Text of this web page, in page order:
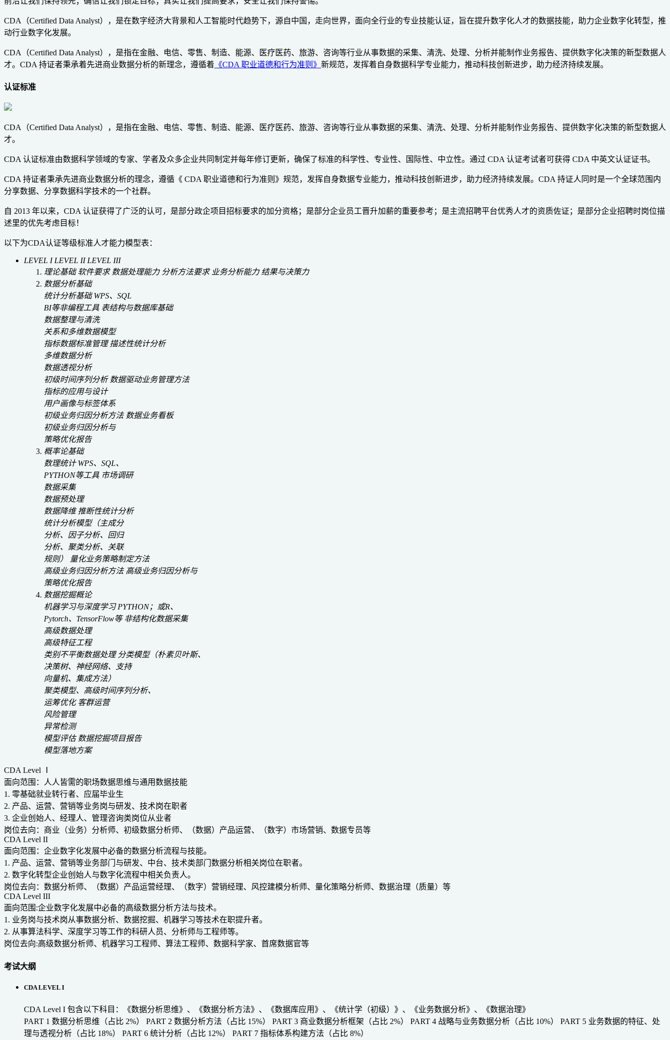
CDA（Certified Data Analyst），是在数字经济大背景和人工智能时代趋势下，源自中国，走向世界，面向全行业的专业技能认证，旨在提升数字化人才的数据技能，助力企业数字化转型，推
动行业数字化发展。
CDA（Certified Data Analyst），是指在金融、电信、零售、制造、能源、医疗医药、旅游、咨询等行业从事数据的采集、清洗、处理、分析并能制作业务报告、提供数字化决策的新型数据人
才。CDA 持证者秉承着先进商业数据分析的新理念，遵循着 《CDA 职业道德和行为准则》 新规范，发挥着自身数据科学专业能力，推动科技创新进步，助力经济持续发展。
认证标准
CDA（Certified Data Analyst），是指在金融、电信、零售、制造、能源、医疗医药、旅游、咨询等行业从事数据的采集、清洗、处理、分析并能制作业务报告、提供数字化决策的新型数据人
才。
CDA 认证标准由数据科学领域的专家、学者及众多企业共同制定并每年修订更新，确保了标准的科学性、专业性、国际性、中立性。通过 CDA 认证考试者可获得 CDA 中英文认证证书。
CDA 持证者秉承先进商业数据分析的理念，遵循《 CDA 职业道德和行为准则》规范，发挥自身数据专业能力，推动科技创新进步，助力经济持续发展。CDA 持证人同时是一个全球范围内
分享数据、分享数据科学技术的一个社群。
自 2013 年以来，CDA 认证获得了广泛的认可，是部分政企项目招标要求的加分资格；是部分企业员工晋升加薪的重要参考；是主流招聘平台优秀人才的资质佐证；是部分企业招聘时岗位描
述里的优先考虑目标！
以下为CDA认证等级标准人才能力模型表：
LEVEL I LEVEL II LEVEL III
理论基础 软件要求 数据处理能力 分析方法要求 业务分析能力 结果与决策力
数据分析基础
统计分析基础WPS、SQL
BI等非编程工具 表结构与数据库基础
数据整理与清洗
关系和多维数据模型
指标数据标准管理 描述性统计分析
多维数据分析
数据透视分析
初级时间序列分析 数据驱动业务管理方法
指标的应用与设计
用户画像与标签体系
初级业务归因分析方法 数据业务看板
初级业务归因分析与
策略优化报告
概率论基础
数理统计WPS、SQL、
PYTHON等工具 市场调研
数据采集
数据预处理
数据降维推断性统计分析
统计分析模型（主成分
分析、因子分析、回归
分析、聚类分析、关联
规则）
量化业务策略制定方法
高级业务归因分析方法 高级业务归因分析与
策略优化报告
数据挖掘概论
机器学习与深度学习 PYTHON；或R、
Pytorch、TensorFlow等非结构化数据采集
高级数据处理
高级特征工程
类别不平衡数据处理 分类模型（朴素贝叶斯、
决策树、神经网络、支持
向量机、集成方法）
聚类模型、高级时间序列分析、
运筹优化客群运营
风险管理
异常检测
模型评估 数据挖掘项目报告
模型落地方案
CDA Level Ⅰ
面向范围：人人皆需的职场数据思维与通用数据技能
1. 零基础就业转行者、应届毕业生
2. 产品、运营、营销等业务岗与研发、技术岗在职者
3. 企业创始人、经理人、管理咨询类岗位从业者
岗位去向：商业（业务）分析师、初级数据分析师、（数据）产品运营、（数字）市场营销、数据专员等
CDA Level II
面向范围：企业数字化发展中必备的数据分析流程与技能。
1. 产品、运营、营销等业务部门与研发、中台、技术类部门数据分析相关岗位在职者。
2. 数字化转型企业创始人与数字化流程中相关负责人。
岗位去向：数据分析师、（数据）产品运营经理、（数字）营销经理、风控建模分析师、量化策略分析师、数据治理（质量）等
CDA Level III
面向范围:企业数字化发展中必备的高级数据分析方法与技术。
1. 业务岗与技术岗从事数据分析、数据挖掘、机器学习等技术在职提升者。
2. 从事算法科学、深度学习等工作的科研人员、分析师与工程师等。
岗位去向:高级数据分析师、机器学习工程师、算法工程师、数据科学家、首席数据官等
考试大纲
CDA LEVEL I
CDA Level I 包含以下科目：《数据分析思维》、《数据分析方法》、《数据库应用》、《统计学（初级）》、《业务数据分析》、《数据治理》
PART 1 数据分析思维（占比 2%）
PART 2 数据分析方法（占比 15%） PART 3 商业数据分析框架（占比 2%） PART 4 战略与业务数据分析（占比 10%）
PART 5 业务数据的特征、处
理与透视分析（占比 18%）
PART 6 统计分析（占比 12%） PART 7 指标体系构建方法（占比 8%）